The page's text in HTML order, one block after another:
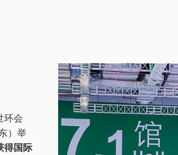
环会
）举
得国际